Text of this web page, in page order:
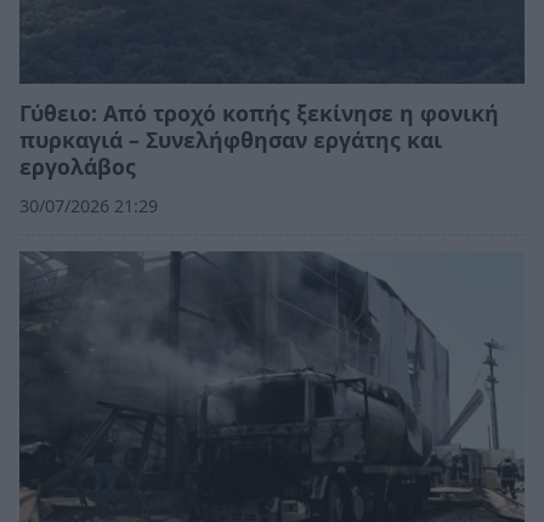
Γύθειο: Από τροχό κοπής ξεκίνησε η φονική
πυρκαγιά – Συνελήφθησαν εργάτης και
εργολάβος
30/07/2026 21:29